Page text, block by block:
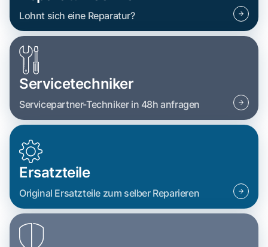
Lohnt sich eine Reparatur?
Servicetechniker
Servicepartner-Techniker in 48h anfragen
Ersatzteile
Original Ersatzteile zum selber Reparieren